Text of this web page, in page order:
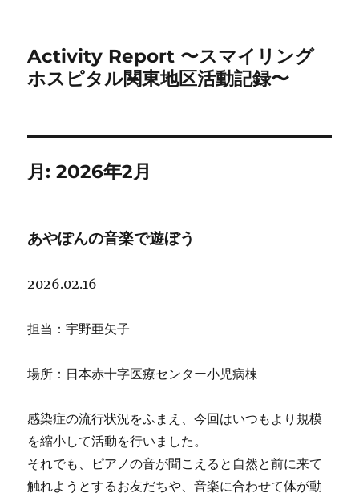
Activity Report 〜スマイリング
ホスピタル関東地区活動記録〜
月:2026年2月
あやぽんの音楽で遊ぼう
2026.02.16
担当：宇野亜矢子
場所：日本赤十字医療センター小児病棟
感染症の流行状況をふまえ、今回はいつもより規模
を縮小して活動を行いました。
それでも、ピアノの音が聞こえると自然と前に来て
触れようとするお友だちや、音楽に合わせて体が動